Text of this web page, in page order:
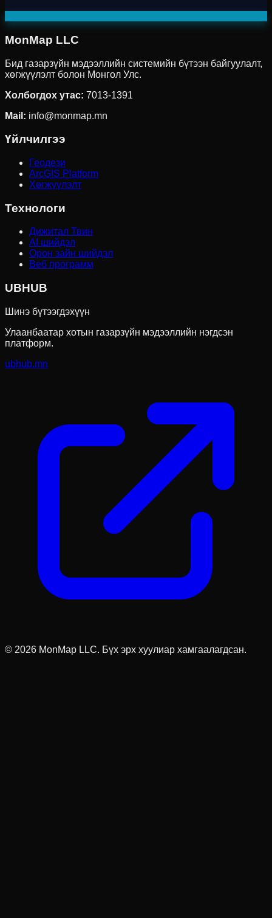
MonMap LLC
Бид газарзүйн мэдээллийн системийн бүтээн байгуулалт,
хөгжүүлэлт болон Монгол Улс.
Холбогдох утас: 7013-1391
Mail: info@monmap.mn
Үйлчилгээ
Геодези
ArcGIS Platform
Хөгжүүлэлт
Технологи
Дижитал Твин
AI шийдэл
Орон зайн шийдэл
Веб программ
UBHUB
Шинэ бүтээгдэхүүн
Улаанбаатар хотын газарзүйн мэдээллийн нэгдсэн
платформ.
ubhub.mn
© 2026 MonMap LLC. Бүх эрх хуулиар хамгаалагдсан.